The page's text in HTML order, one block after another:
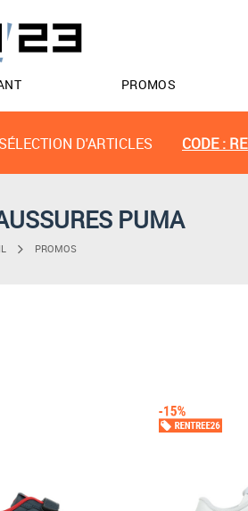
PROMOS
D'ARTICLES CODE :
PUMA
PROMOS